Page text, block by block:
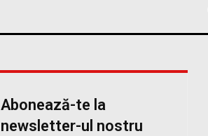
Abonează-te la
newsletter-ul nostru